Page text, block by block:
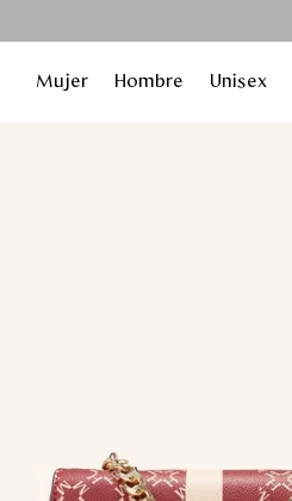
Mujer Hombre Unisex